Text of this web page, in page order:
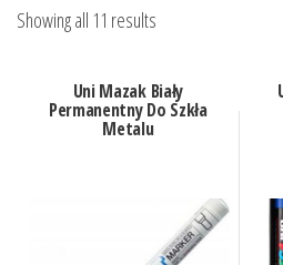
Showing all 11 results
Uni Mazak Biały
Permanentny Do Szkła
Metalu